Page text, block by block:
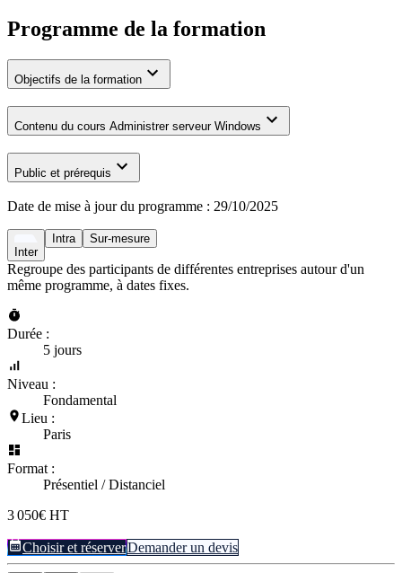
Programme de la formation
Objectifs de la formation
Contenu du cours Administrer serveur Windows
Public et prérequis
Date de mise à jour du programme : 29/10/2025
Inter
Intra Sur-mesure
Regroupe des participants de différentes entreprises autour d'un
même programme, à dates fixes.
Durée :
5 jours
Niveau :
Fondamental
Lieu :
Paris
Format :
Présentiel / Distanciel
3 050€ HT
Choisir et réserverDemander un devis